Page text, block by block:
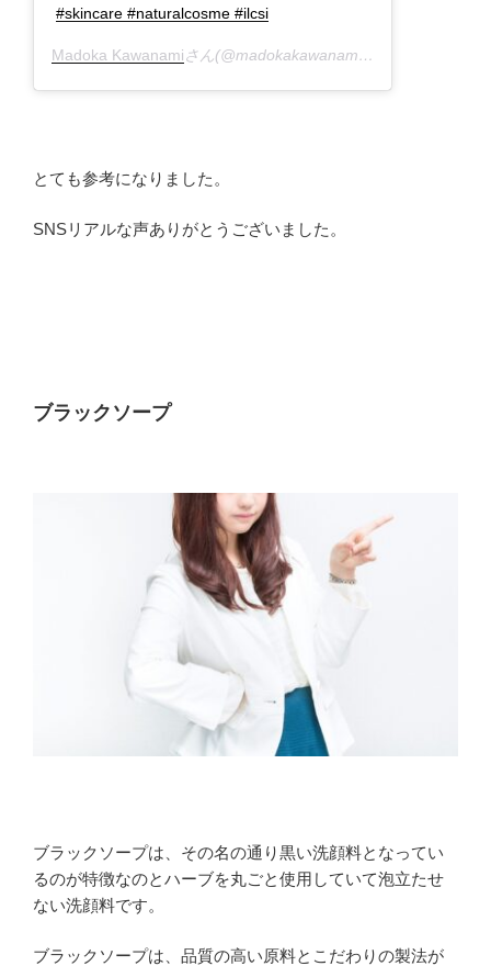
#skincare #naturalcosme #ilcsi
Madoka Kawanamiさん(@madokakawanami)がシェアした投稿 –
とても参考になりました。
SNSリアルな声ありがとうございました。
ブラックソープ
ブラックソープは、その名の通り黒い洗顔料となってい
るのが特徴なのとハーブを丸ごと使用していて泡立たせ
ない洗顔料です。
ブラックソープは、品質の高い原料とこだわりの製法が